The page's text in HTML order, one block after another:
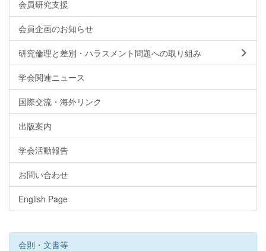
会員研究支援
会員企画のお知らせ
研究倫理と差別・ハラスメント問題への取り組み
学会関連ニュース
国際交流・海外リンク
出版案内
学会活動報告
お問い合わせ
English Page
会則・文書等